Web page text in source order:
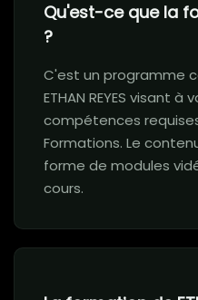
Qu'est-ce que la
?
C'est un programme
ETHAN REYES visant
compétences
Formations. Le
forme de modules
cours.